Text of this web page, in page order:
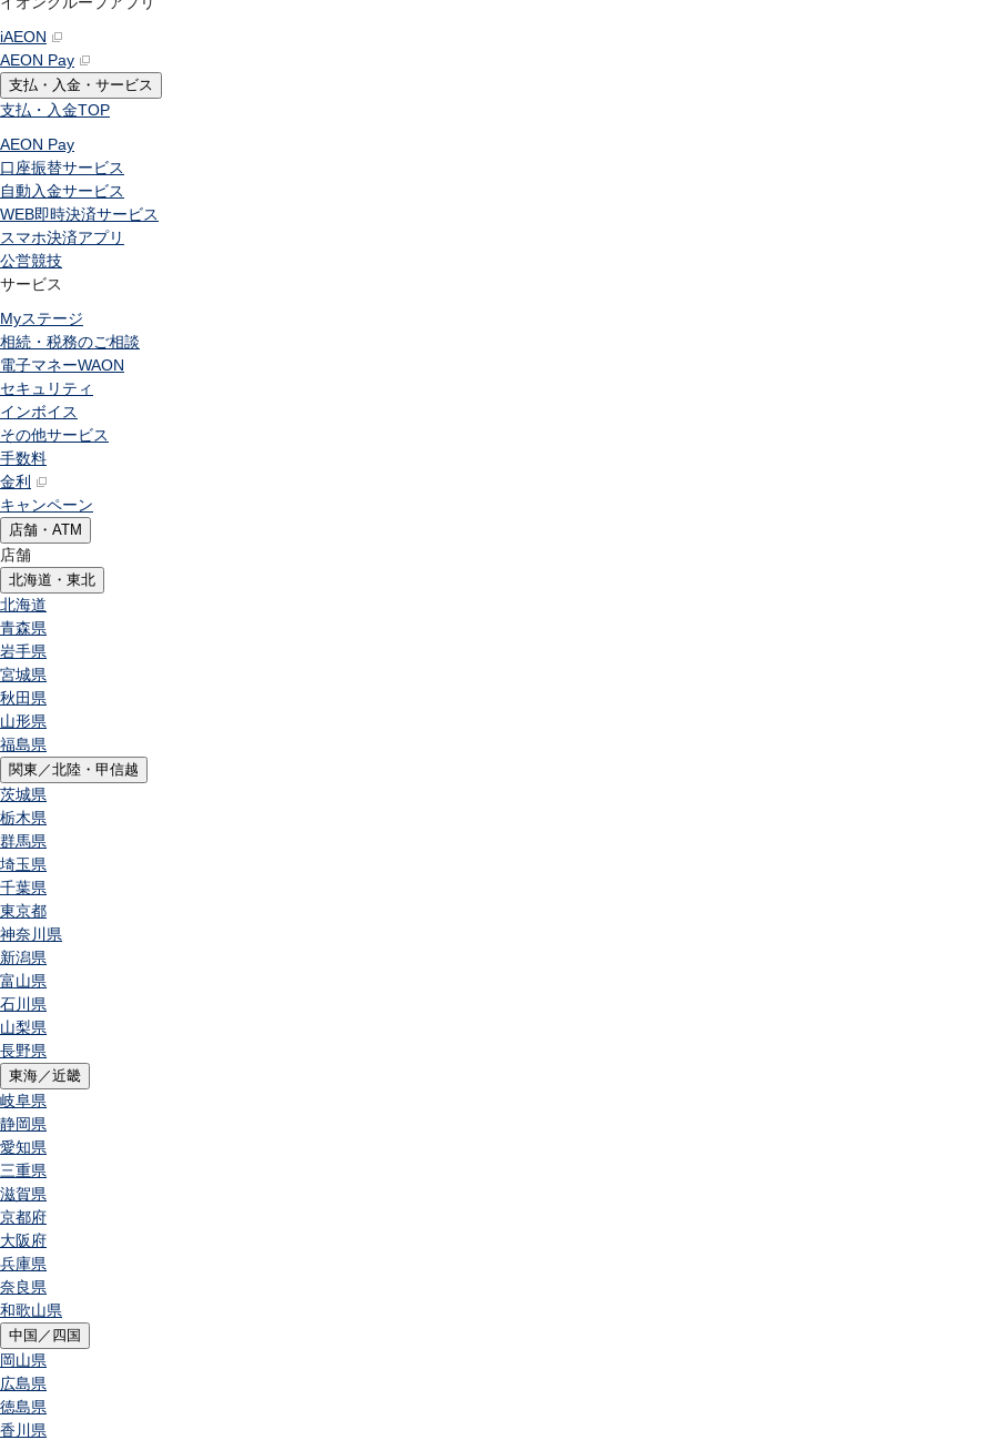
iAEON
AEON Pay
支払・入金・サービス
支払・入金TOP
AEON Pay
口座振替サービス
自動入金サービス
WEB即時決済サービス
スマホ決済アプリ
公営競技
サービス
Myステージ
相続・税務のご相談
電子マネーWAON
セキュリティ
インボイス
その他サービス
手数料
金利
キャンペーン
店舗・ATM
店舗
北海道・東北
北海道
青森県
岩手県
宮城県
秋田県
山形県
福島県
関東／北陸・甲信越
茨城県
栃木県
群馬県
埼玉県
千葉県
東京都
神奈川県
新潟県
富山県
石川県
山梨県
長野県
東海／近畿
岐阜県
静岡県
愛知県
三重県
滋賀県
京都府
大阪府
兵庫県
奈良県
和歌山県
中国／四国
岡山県
広島県
徳島県
香川県